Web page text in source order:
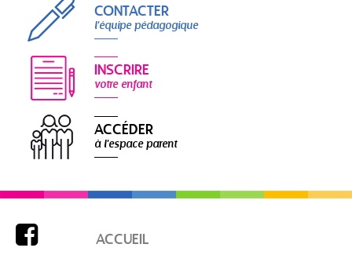
CONTACTER
l'équipe pédagogique
INSCRIRE
votre enfant
ACCÉDER
à l'espace parent
 ACCUEIL